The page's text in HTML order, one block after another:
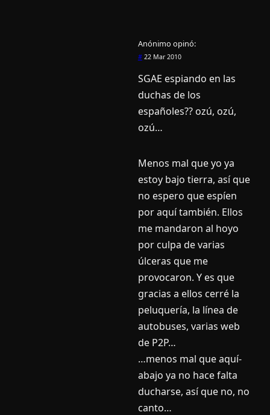
Anónimo opinó:
#22 Mar 2010
SGAE espiando en las
duchas de los
españoles?? ozú, ozú,
ozú…
Menos mal que yo ya
estoy bajo tierra, así­ que
no espero que espí­en
por aquí­ también. Ellos
me mandaron al hoyo
por culpa de varias
úlceras que me
provocaron. Y es que
gracias a ellos cerré la
peluquerí­a, la lí­nea de
autobuses, varias web
de P2P…
…menos mal que aquí­
abajo ya no hace falta
ducharse, así­ que no, no
canto…